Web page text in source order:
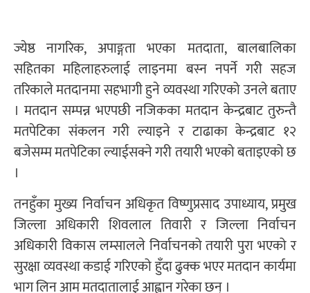
ज्येष्ठ नागरिक, अपाङ्गता भएका मतदाता, बालबालिका
सहितका महिलाहरुलाई लाइनमा बस्न नपर्ने गरी सहज
तरिकाले मतदानमा सहभागी हुने व्यवस्था गरिएको उनले बताए
। मतदान सम्पन्न भएपछी नजिकका मतदान केन्द्रबाट तुरुन्तै
मतपेटिका संकलन गरी ल्याइने र टाढाका केन्द्रबाट १२
बजेसम्म मतपेटिका ल्याईसक्ने गरी तयारी भएको बताइएको छ
।
तनहुँका मुख्य निर्वाचन अधिकृत विष्णुप्रसाद उपाध्याय, प्रमुख
जिल्ला अधिकारी शिवलाल तिवारी र जिल्ला निर्वाचन
अधिकारी विकास लम्सालले निर्वाचनको तयारी पुरा भएको र
सुरक्षा व्यवस्था कडाई गरिएको हुँदा ढुक्क भएर मतदान कार्यमा
भाग लिन आम मतदातालाई आह्वान गरेका छन् ।